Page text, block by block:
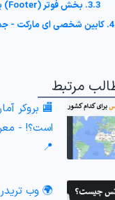
3.3. بخش فوتر (Footer) یا پانوشت کابین آمارکتس
4. کابین شخصی ای مارکت - جمع بندی و نظر نویسنده
مرتبط
🏬 بروکر
است؟! -
📍